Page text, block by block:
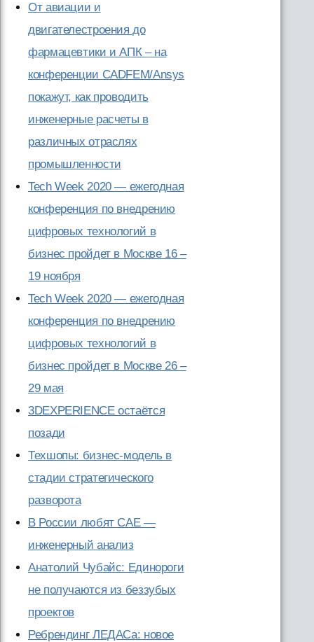
От авиации и
двигателестроения до
фармацевтики и АПК – на
конференции CADFEM/Ansys
покажут, как проводить
инженерные расчеты в
различных отраслях
промышленности
Tech Week 2020 — ежегодная
конференция по внедрению
цифровых технологий в
бизнес пройдет в Москве 16 –
19 ноября
Tech Week 2020 — ежегодная
конференция по внедрению
цифровых технологий в
бизнес пройдет в Москве 26 –
29 мая
3DEXPERIENCE остаётся
позади
Техшопы: бизнес-модель в
стадии стратегического
разворота
В России любят CAE —
инженерный анализ
Анатолий Чубайс: Единороги
не получаются из беззубых
проектов
Ребрендинг ЛЕДАСа: новое